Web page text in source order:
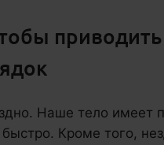
Наше тело имеет
Кроме того,